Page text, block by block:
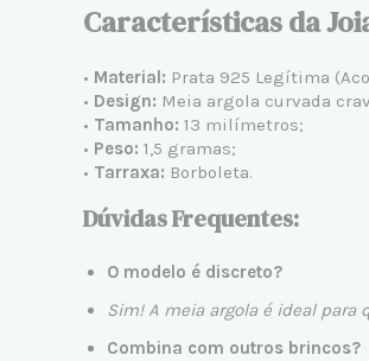
Características da
• Material: Prata 925 Legítima
• Design: Meia argola curvada
• Tamanho: 13 milímetros;
• Peso: 1,5 gramas;
• Tarraxa: Borboleta.
Dúvidas Frequentes:
O modelo é discreto?
Sim! A meia argola é ideal
Combina com outros brincos?